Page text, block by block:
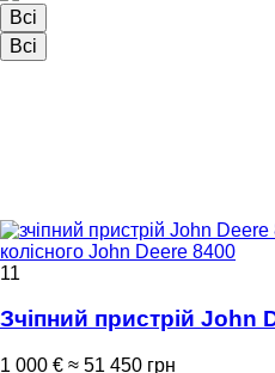
Всі
Всі
колісного John Deere 8400
11
Зчіпний пристрій John
1 000 € ≈ 51 450 грн